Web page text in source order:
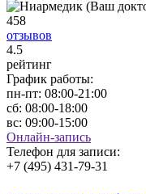
458
отзывов
4.5
рейтинг
График работы:
пн-пт: 08:00-21:00
сб: 08:00-18:00
вс: 09:00-15:00
Онлайн-запись
Телефон для записи:
+7 (495) 431-79-31